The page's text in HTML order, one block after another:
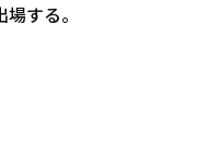
する。